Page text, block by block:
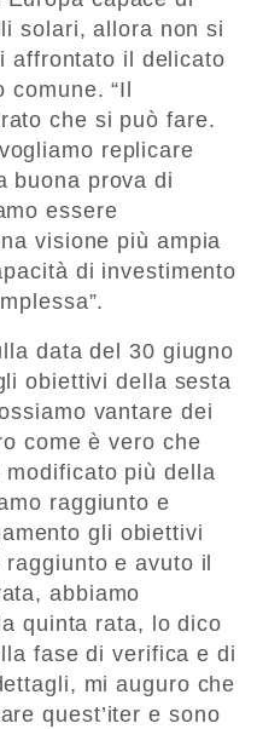
solari, allora non si
affrontato il delicato
“Il
che si può fare.
replicare
buona prova di
essere
visione più ampia
di investimento
data del 30 giugno
obiettivi della sesta
vantare dei
come è vero che
più della
raggiunto e
gli obiettivi
e avuto il
abbiamo
quinta rata, lo dico
fase di verifica e di
mi auguro che
quest’iter e sono